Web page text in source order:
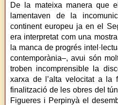
De la mateixa manera que
lamentaven de la
continent europeu ja en el
era interpretat com una
la manca de progrés
contemporània–, avui són
troben incomprensible la
xarxa de l’alta velocitat a la
finalització de les obres del
Figueres i Perpinyà el